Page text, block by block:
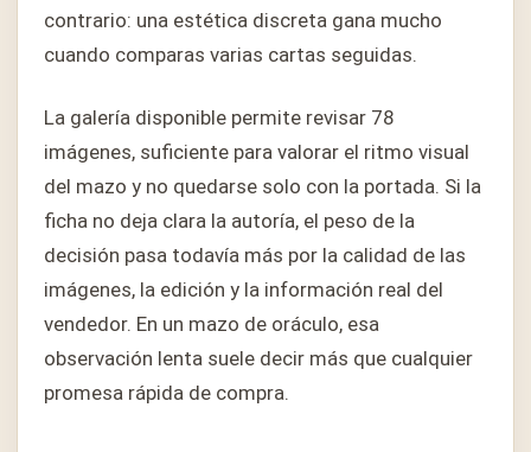
contrario: una estética discreta gana mucho
cuando comparas varias cartas seguidas.
La galería disponible permite revisar 78
imágenes, suficiente para valorar el ritmo visual
del mazo y no quedarse solo con la portada. Si la
ficha no deja clara la autoría, el peso de la
decisión pasa todavía más por la calidad de las
imágenes, la edición y la información real del
vendedor. En un mazo de oráculo, esa
observación lenta suele decir más que cualquier
promesa rápida de compra.